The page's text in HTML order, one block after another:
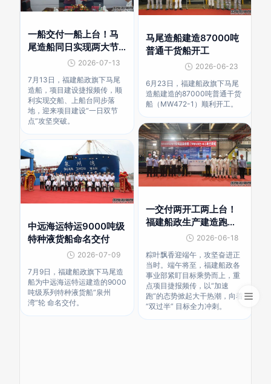
一船交付一船上台！马
尾造船同日实现两大节
2026-07-13
7月13日，福建船政旗下马尾
造船，项目建设捷报频传，顺
利实现交船、上船台同步落
地，迎来项目建设“一日双节
点”攻坚突破。
中远海运特运9000吨级
特种液货船命名交付
2026-07-09
7月9日，福建船政旗下马尾造
船为中远海运特运建造的9000
吨级系列特种液货船“泉州
湾”轮 命名交付。
马尾造船建造87000吨
普通干货船开工
2026-06-23
6月23日，福建船政旗下马尾
造船建造的87000吨普通干货
船（MW472-1）顺利开工。
一交付两开工两上台！
福建船政生产建造跑
出“加速度”
2026-06-18
粽叶飘香迎端午，攻坚奋进正
当时。端午将至，福建船政各
事业部紧盯目标乘势而上，重
点项目捷报频传，以“加速
跑”的态势掀起大干热潮，向着
“双过半” 目标全力冲刺。